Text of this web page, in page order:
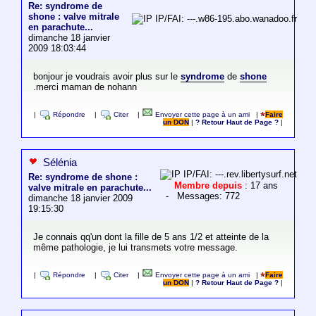
Re: syndrome de
shone : valve mitrale
en parachute...
dimanche 18 janvier
2009 18:03:44
IP/FAI: ---.w86-195.abo.wanadoo.fr
bonjour je voudrais avoir plus sur le syndromede shone
.merci maman de nohann
Répondre Citer Envoyer cette page à un ami |
Faire
un DON
|? Retour Haut de Page ?
Sélénia
Re: syndrome de shone :
valve mitrale en parachute...
dimanche 18 janvier 2009
19:15:30
IP/FAI: ---.rev.libertysurf.net
Membre depuis : 17 ans
- Messages: 772
Je connais qq'un dont la fille de 5 ans 1/2 et atteinte de la
même pathologie, je lui transmets votre message.
Répondre Citer Envoyer cette page à un ami |
Faire
un DON
|? Retour Haut de Page ?